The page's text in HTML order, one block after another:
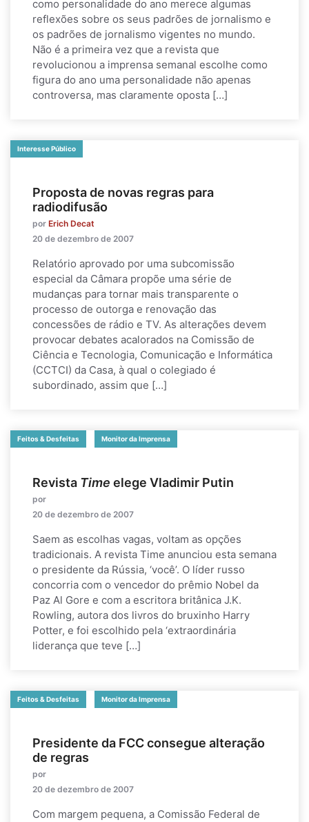
como personalidade do ano merece algumas
reflexões sobre os seus padrões de jornalismo e
os padrões de jornalismo vigentes no mundo.
Não é a primeira vez que a revista que
revolucionou a imprensa semanal escolhe como
figura do ano uma personalidade não apenas
controversa, mas claramente oposta […]
Interesse Público
Proposta de novas regras para
radiodifusão
por Erich Decat
20 de dezembro de 2007
Relatório aprovado por uma subcomissão
especial da Câmara propõe uma série de
mudanças para tornar mais transparente o
processo de outorga e renovação das
concessões de rádio e TV. As alterações devem
provocar debates acalorados na Comissão de
Ciência e Tecnologia, Comunicação e Informática
(CCTCI) da Casa, à qual o colegiado é
subordinado, assim que […]
Feitos & Desfeitas Monitor da Imprensa
Revista Time elege Vladimir Putin
por
20 de dezembro de 2007
Saem as escolhas vagas, voltam as opções
tradicionais. A revista Time anunciou esta semana
o presidente da Rússia, ‘você’. O líder russo
concorria com o vencedor do prêmio Nobel da
Paz Al Gore e com a escritora britânica J.K.
Rowling, autora dos livros do bruxinho Harry
Potter, e foi escolhido pela ‘extraordinária
liderança que teve […]
Feitos & Desfeitas Monitor da Imprensa
Presidente da FCC consegue alteração
de regras
por
20 de dezembro de 2007
Com margem pequena, a Comissão Federal de